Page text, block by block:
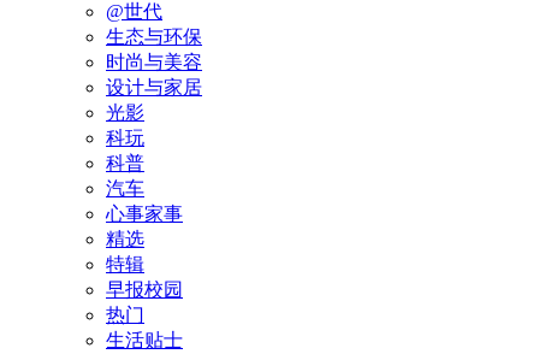
@世代
生态与环保
时尚与美容
设计与家居
光影
科玩
科普
汽车
心事家事
精选
特辑
早报校园
热门
生活贴士